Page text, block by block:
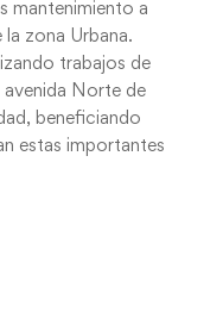
mantenimiento a
la zona Urbana.
trabajos de
avenida Norte de
beneficiando
estas importantes